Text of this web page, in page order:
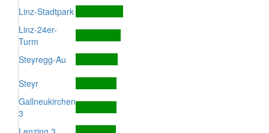
Linz-Stadtpark
Linz-24er-
Turm
Steyregg-Au
Steyr
Gallneukirchen
3